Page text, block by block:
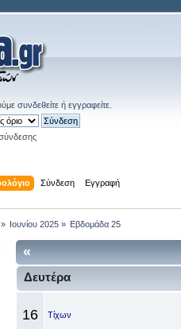
συνδεθείτε ή εγγραφείτε
Σύνδεση Εγγραφή
Ιουνίου 2025» Εβδομάδα 25
«
Δευτέρα
16 Τίχων